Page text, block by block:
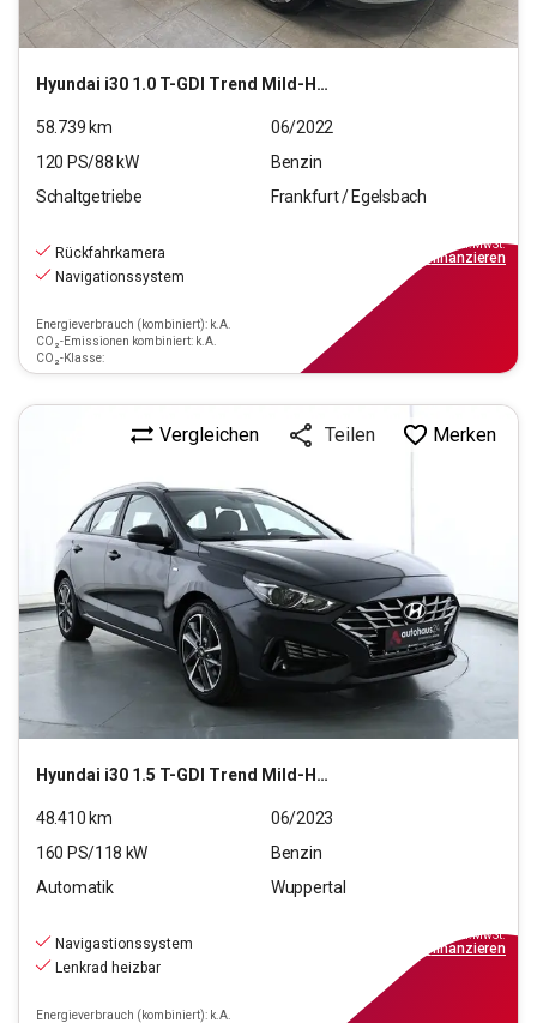
Hyundai i30 1.0 T-GDI Trend Mild-Hybrid (EURO 6d)(OPF)
58.739 km
06/2022
120 PS/88 kW
Benzin
Schaltgetriebe
Frankfurt / Egelsbach
Rückfahrkamera
Navigationssystem
Energieverbrauch (kombiniert): k.A.
CO₂-Emissionen kombiniert: k.A.
CO₂-Klasse:
inkl.MwSt.
finanzieren
Hyundai i30 1.5 T-GDI Trend Mild-Hybrid (EURO 6d)(OPF)
Vergleichen Teilen Merken
48.410 km
06/2023
160 PS/118 kW
Benzin
Automatik
Wuppertal
Navigastionssystem
Lenkrad heizbar
Energieverbrauch (kombiniert): k.A.
inkl.MwSt.
finanzieren